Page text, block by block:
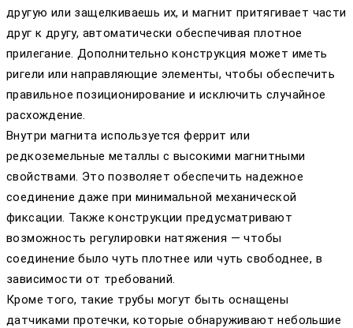
другую или защелкиваешь их, и магнит притягивает части
друг к другу, автоматически обеспечивая плотное
прилегание. Дополнительно конструкция может иметь
ригели или направляющие элементы, чтобы обеспечить
правильное позиционирование и исключить случайное
расхождение.
Внутри магнита используется феррит или
редкоземельные металлы с высокими магнитными
свойствами. Это позволяет обеспечить надежное
соединение даже при минимальной механической
фиксации. Также конструкции предусматривают
возможность регулировки натяжения — чтобы
соединение было чуть плотнее или чуть свободнее, в
зависимости от требований.
Кроме того, такие трубы могут быть оснащены
датчиками протечки, которые обнаруживают небольшие